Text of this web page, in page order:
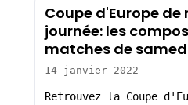
Coupe d'Europe de
journée: les
matches de
14 janvier 2022
Retrouvez la Coupe